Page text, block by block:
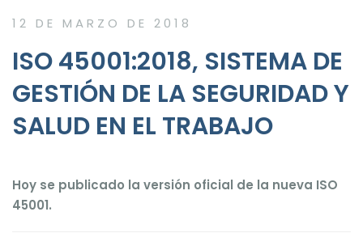
12 DE MARZO DE 2018
ISO 45001:2018, SISTEMA DE
GESTIÓN DE LA SEGURIDAD Y
SALUD EN EL TRABAJO
Hoy se publicado la versión oficial de la nueva ISO
45001.